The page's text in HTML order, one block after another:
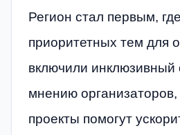
Регион стал первым,
приоритетных тем для
включили инклюзивный
мнению
проекты помогут